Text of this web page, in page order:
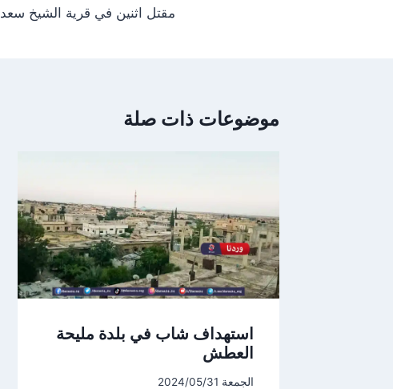
المقالات
مقتل اثنين في قرية الشيخ سعد
موضوعات ذات صلة
استهداف شاب في بلدة مليحة
العطش
الجمعة 2024/05/31